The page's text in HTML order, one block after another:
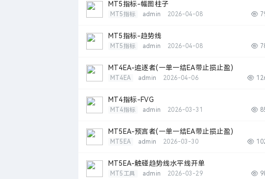
MT5指标-幅图柱子
MT5指标 admin 2026-04-08
MT5指标-趋势线
MT5指标 admin 2026-04-08
MT4EA-追逐者(一单一结EA带止损止盈)
MT4EA admin 2026-04-06
MT4指标-FVG
MT4指标 admin 2026-03-31
MT5EA-预言者(一单一结EA带止损止盈)
MT5EA admin 2026-03-30
MT5EA-触碰趋势线水平线开单
MT5工具 admin 2026-03-29